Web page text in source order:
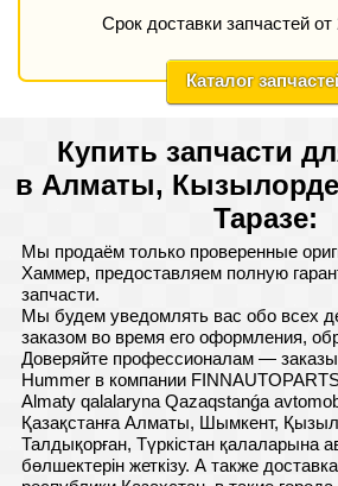
Срок доставки запчастей
Каталог
Купить запчасти
в Алматы,
Таразе:
Мы продаём только проверенные
Хаммер, предоставляем полную
запчасти.
Мы будем уведомлять вас обо всех
заказом во время его оформления,
Доверяйте профессионалам —
Hummer в компании
Almaty qalalaryna Qazaqstanǵa
Қазақстанға Алматы, Шымкент,
Талдықорған, Түркістан қалаларына
бөлшектерін жеткізу. А также